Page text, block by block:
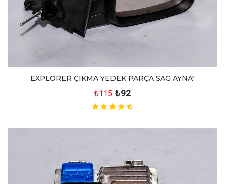
EXPLORER ÇIKMA YEDEK PARÇA SAG AYNA"
₺115 ₺92